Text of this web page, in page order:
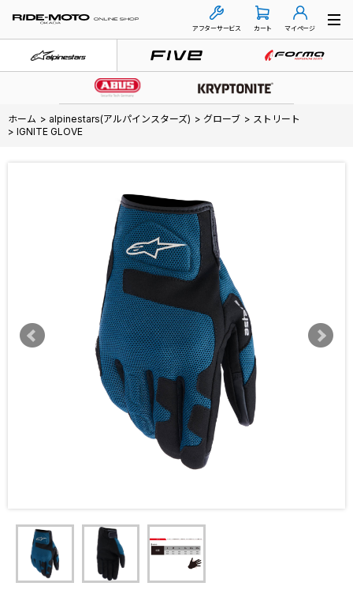
アフターサービス カート マイページ
ホーム > alpinestars(アルパインスターズ) > グローブ > ストリート
> IGNITE GLOVE